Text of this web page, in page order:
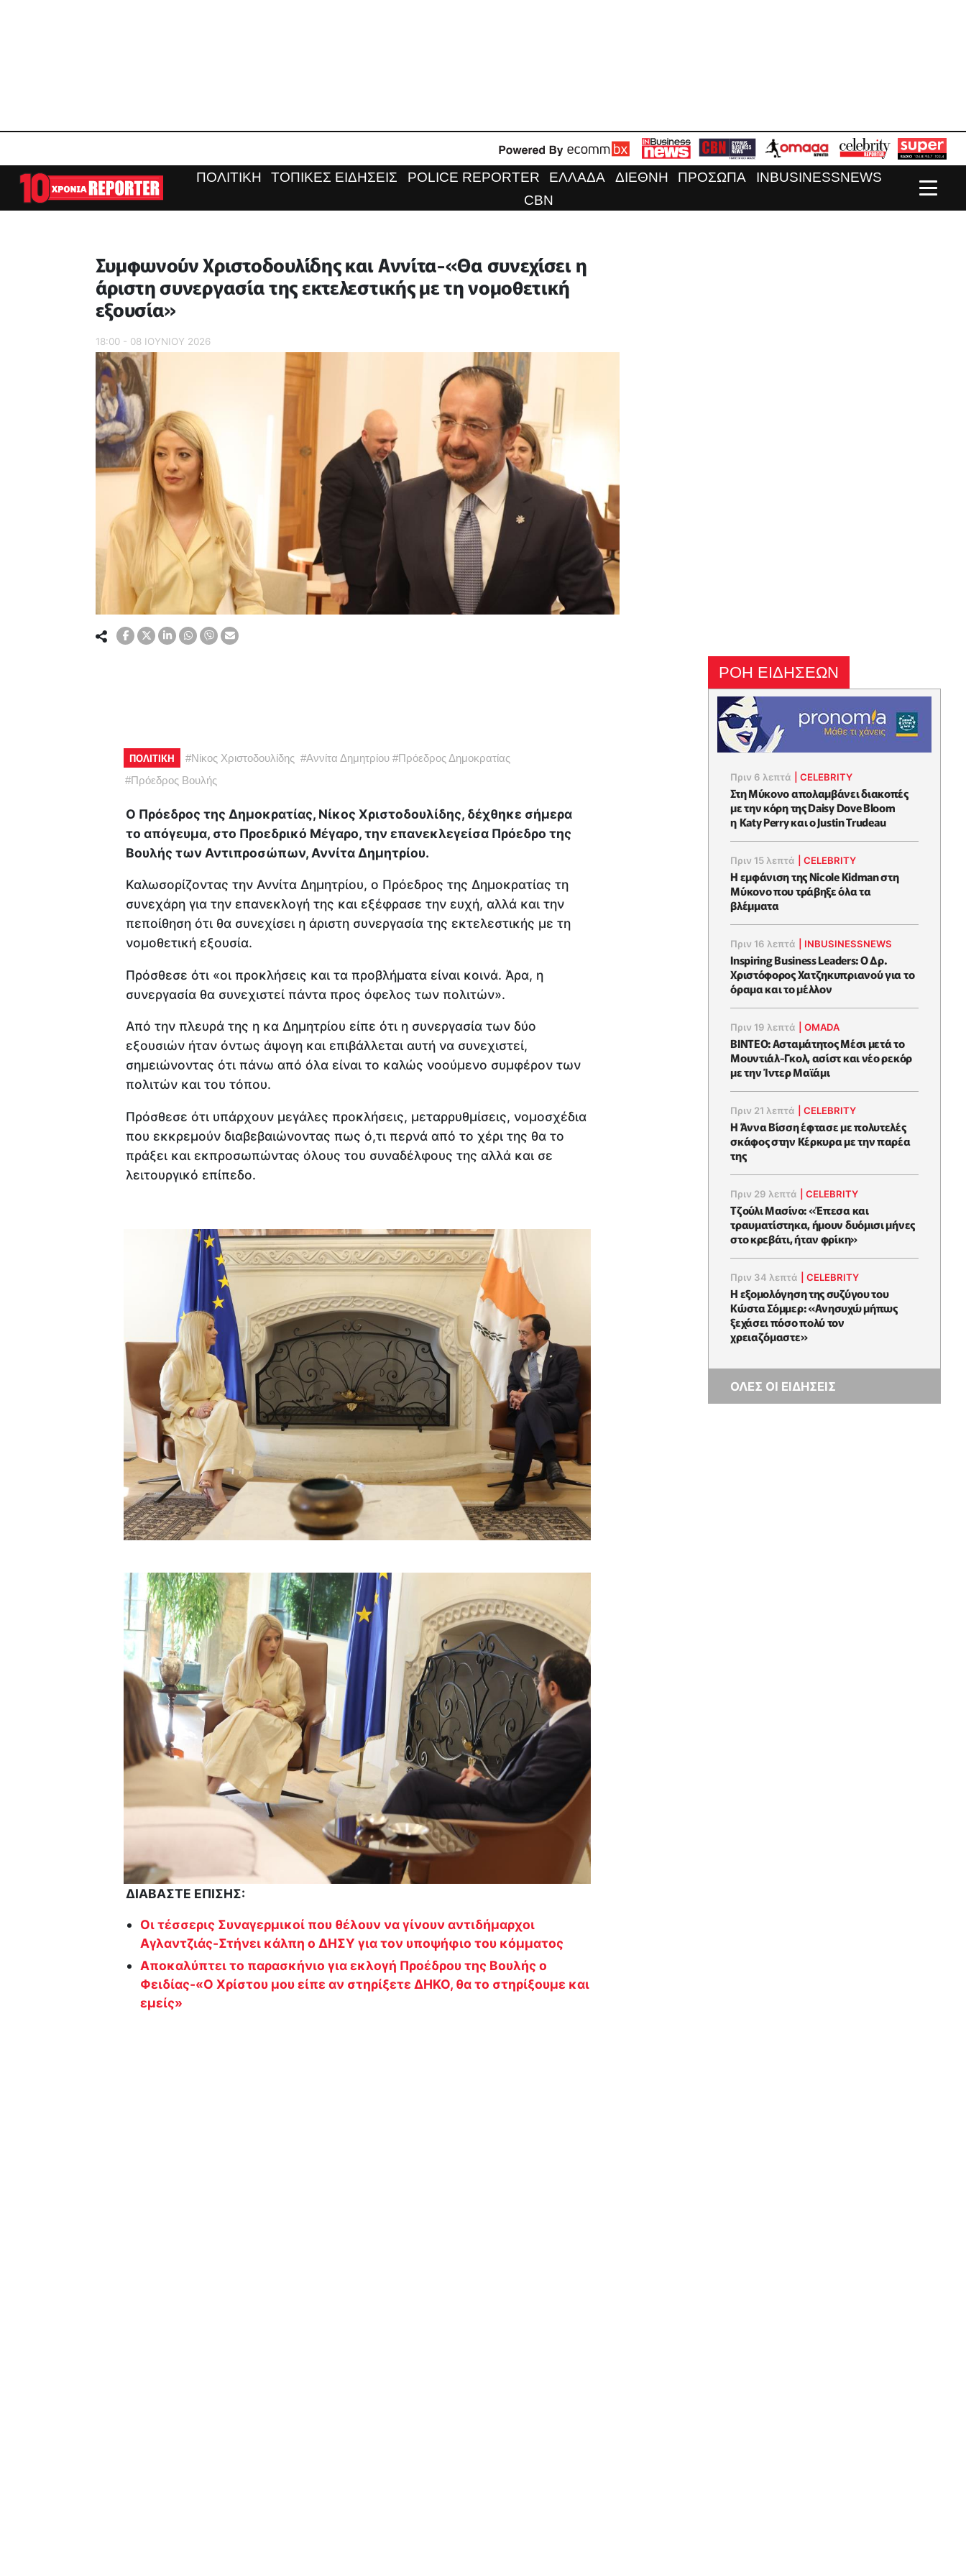
ΠΟΛΙΤΙΚΗ ΤΟΠΙΚΕΣ ΕΙΔΗΣΕΙΣ POLICE REPORTER ΕΛΛΑΔΑ ΔΙΕΘΝΗ ΠΡΟΣΩΠΑ
INBUSINESSNEWS
CBN
Συμφωνούν Χριστοδουλίδης και Αννίτα-«Θα συνεχίσει η
άριστη συνεργασία της εκτελεστικής με τη νομοθετική
εξουσία»
18:00 - 08 ΙΟΥΝΙΟΥ 2026
ΠΟΛΙΤΙΚΗ #Νίκος Χριστοδουλίδης #Αννίτα Δημητρίου #Πρόεδρος Δημοκρατίας
#Πρόεδρος Βουλής
Ο Πρόεδρος της Δημοκρατίας, Νίκος Χριστοδουλίδης, δέχθηκε σήμερα
το απόγευμα, στο Προεδρικό Μέγαρο, την επανεκλεγείσα Πρόεδρο της
Βουλής των Αντιπροσώπων, Αννίτα Δημητρίου.
Καλωσορίζοντας την Αννίτα Δημητρίου, ο Πρόεδρος της Δημοκρατίας τη
συνεχάρη για την επανεκλογή της και εξέφρασε την ευχή, αλλά και την
πεποίθηση ότι θα συνεχίσει η άριστη συνεργασία της εκτελεστικής με τη
νομοθετική εξουσία.
Πρόσθεσε ότι «οι προκλήσεις και τα προβλήματα είναι κοινά. Άρα, η
συνεργασία θα συνεχιστεί πάντα προς όφελος των πολιτών».
Από την πλευρά της η κα Δημητρίου είπε ότι η συνεργασία των δύο
εξουσιών ήταν όντως άψογη και επιβάλλεται αυτή να συνεχιστεί,
σημειώνοντας ότι πάνω από όλα είναι το καλώς νοούμενο συμφέρον των
πολιτών και του τόπου.
Πρόσθεσε ότι υπάρχουν μεγάλες προκλήσεις, μεταρρυθμίσεις, νομοσχέδια
που εκκρεμούν διαβεβαιώνοντας πως ό,τι περνά από το χέρι της θα το
πράξει και εκπροσωπώντας όλους του συναδέλφους της αλλά και σε
λειτουργικό επίπεδο.
ΔΙΑΒΑΣΤΕ ΕΠΙΣΗΣ:
Οι τέσσερις Συναγερμικοί που θέλουν να γίνουν αντιδήμαρχοι
Αγλαντζιάς-Στήνει κάλπη ο ΔΗΣΥ για τον υποψήφιο του κόμματος
Αποκαλύπτει το παρασκήνιο για εκλογή Προέδρου της Βουλής ο
Φειδίας-«Ο Χρίστου μου είπε αν στηρίξετε ΔΗΚΟ, θα το στηρίξουμε και
εμείς»
ΡΟΗ ΕΙΔΗΣΕΩΝ
Πριν 6 λεπτά |CELEBRITY
Στη Μύκονο απολαμβάνει διακοπές
με την κόρη της Daisy Dove Bloom
η Κaty Perry και ο Justin Trudeau
Πριν 15 λεπτά |CELEBRITY
Η εμφάνιση της Nicole Kidman στη
Μύκονο που τράβηξε όλα τα
βλέμματα
Πριν 16 λεπτά INBUSINESSNEWS
Inspiring Business Leaders: Ο Δρ.
Χριστόφορος Χατζηκυπριανού για το
όραμα και το μέλλον
Πριν 19 λεπτά |OMADA
BINTEO: Ασταμάτητος Μέσι μετά το
Μουντιάλ-Γκολ, ασίστ και νέο ρεκόρ
με την Ίντερ Μαϊάμι
Πριν 21 λεπτά |CELEBRITY
Η Άννα Βίσση έφτασε με πολυτελές
σκάφος στην Κέρκυρα με την παρέα
της
Πριν 29 λεπτά |CELEBRITY
Τζούλι Μασίνο: «Έπεσα και
τραυματίστηκα, ήμουν δυόμισι μήνες
στο κρεβάτι, ήταν φρίκη»
Πριν 34 λεπτά |CELEBRITY
Η εξομολόγηση της συζύγου του
Κώστα Σόμμερ: «Ανησυχώ μήπως
ξεχάσει πόσο πολύ τον
χρειαζόμαστε»
ΟΛΕΣ ΟΙ ΕΙΔΗΣΕΙΣ